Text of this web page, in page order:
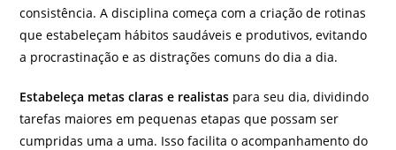
consistência. A disciplina começa com a criação de rotinas
que estabeleçam hábitos saudáveis e produtivos, evitando
a procrastinação e as distrações comuns do dia a dia.
Estabeleça metas claras e realistas para seu dia, dividindo
tarefas maiores em pequenas etapas que possam ser
cumpridas uma a uma. Isso facilita o acompanhamento do